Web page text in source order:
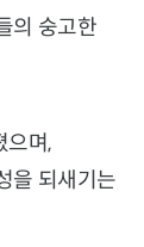
의 숭고한
으며,
을 되새기는